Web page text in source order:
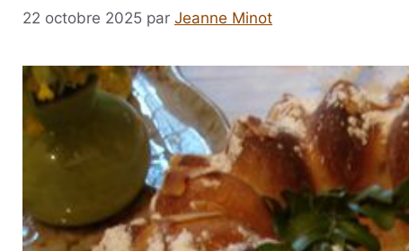
22 octobre 2025 par Jeanne Minot